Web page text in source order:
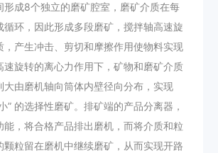
形成8个独立的磨矿腔室，磨矿介质在每
循环，因此形成多段磨矿，搅拌轴高速旋
，产生冲击、剪切和摩擦作用使物料实现
速旋转的离心力作用下，矿物和磨矿介质
大由磨机轴向筒体内壁径向分布，实现
” 的选择性磨矿。排矿端的产品分离器，
能，将合格产品排出磨机，而将介质和粒
颗粒留在磨机中继续磨矿，从而实现开路